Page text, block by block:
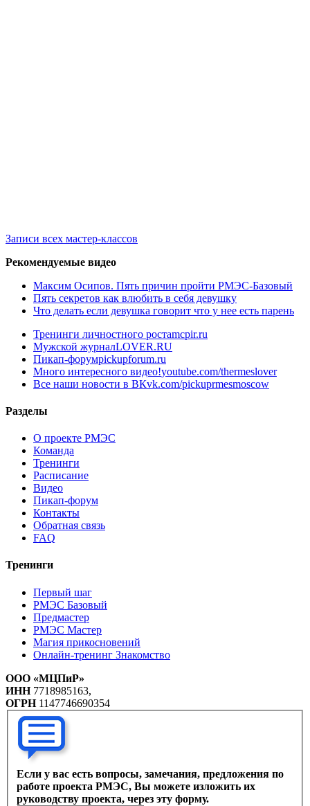
Записи всех мастер-классов
Рекомендуемые видео
Максим Осипов. Пять причин пройти РМЭС-Базовый
Пять секретов как влюбить в себя девушку
Что делать если девушка говорит что у нее есть парень
Тренинги личностного ростаmcpir.ru
Мужской журналLOVER.RU
Пикап-форумpickupforum.ru
Много интересного видео!youtube.com/thermeslover
Все наши новости в ВКvk.com/pickuprmesmoscow
Разделы
О проекте РМЭС
Команда
Тренинги
Расписание
Видео
Пикап-форум
Контакты
Обратная связь
FAQ
Тренинги
Первый шаг
РМЭС Базовый
Предмастер
РМЭС Мастер
Магия прикосновений
Онлайн-тренинг Знакомство
ООО «МЦПиР»
ИНН7718985163,
ОГРН1147746690354
Если у вас есть вопросы, замечания, предложения по
работе проекта РМЭС, Вы можете изложить их
руководству проекта, через эту форму.